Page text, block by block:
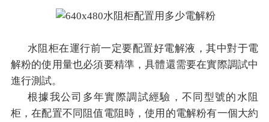
水阻柜在運行前一定要配置好電解液，其中對于電
解粉的使用量也必須要精準，具體還需要在實際調試中
進行測試。
根據我公司多年實際調試經驗，不同型號的水阻
柜，在配置不同阻值電阻時，使用的電解粉有一個大約